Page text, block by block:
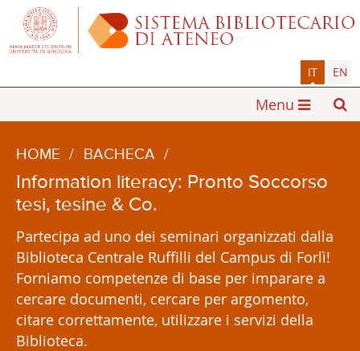
IT EN
Menu
HOME / BACHECA /
Information literacy: Pronto Soccorso
tesi, tesine & Co.
Partecipa ad uno dei seminari organizzati dalla
Biblioteca Centrale Ruffilli del Campus di Forlì!
Forniamo competenze di base per imparare a
cercare documenti, cercare per argomento,
citare correttamente, utilizzare i servizi della
Biblioteca.